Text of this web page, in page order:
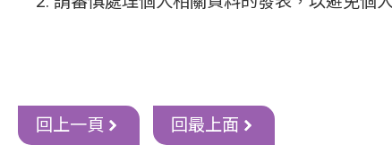
回上一頁 回最上面